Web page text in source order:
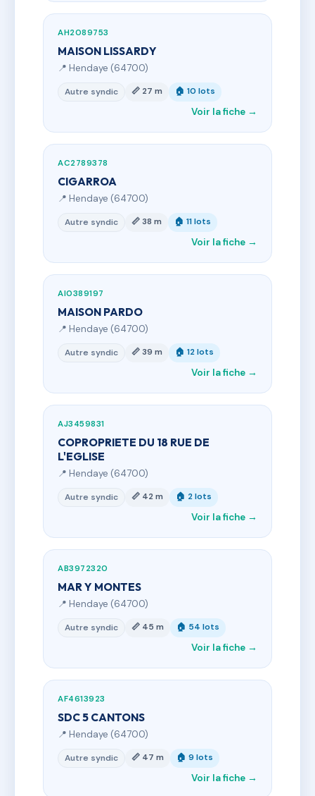
AH2089753
MAISON LISSARDY
📍 Hendaye (64700)
Autre syndic 📏 27 m 🏠 10 lots
Voir la fiche →
AC2789378
CIGARROA
📍 Hendaye (64700)
Autre syndic 📏 38 m 🏠 11 lots
Voir la fiche →
AI0389197
MAISON PARDO
📍 Hendaye (64700)
Autre syndic 📏 39 m 🏠 12 lots
Voir la fiche →
AJ3459831
COPROPRIETE DU 18 RUE DE
L'EGLISE
📍 Hendaye (64700)
Autre syndic 📏 42 m 🏠 2 lots
Voir la fiche →
AB3972320
MAR Y MONTES
📍 Hendaye (64700)
Autre syndic 📏 45 m 🏠 54 lots
Voir la fiche →
AF4613923
SDC 5 CANTONS
📍 Hendaye (64700)
Autre syndic 📏 47 m 🏠 9 lots
Voir la fiche →